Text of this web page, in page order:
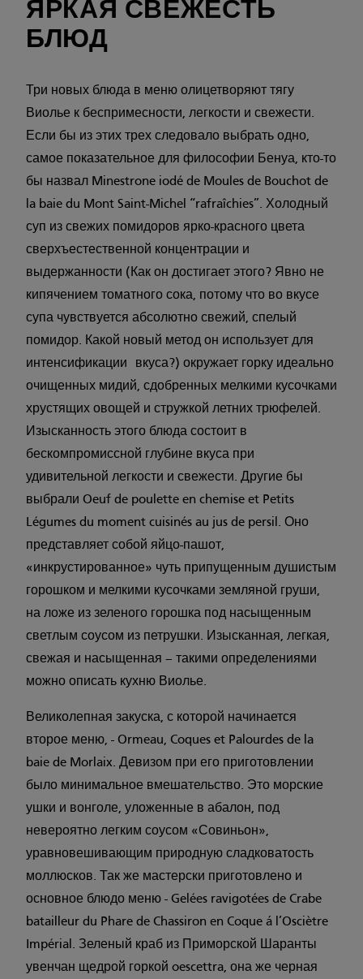
ЯРКАЯ СВЕЖЕСТЬ
БЛЮД
Три новых блюда в меню олицетворяют тягу
Виолье к беспримесности, легкости и свежести.
Если бы из этих трех следовало выбрать одно,
самое показательное для философии Бенуа, кто-то
бы назвал Minestrone iodé de Moules de Bouchot de
la baie du Mont Saint-Michel “rafraîchies”. Холодный
суп из свежих помидоров ярко-красного цвета
сверхъестественной концентрации и
выдержанности (Как он достигает этого? Явно не
кипячением томатного сока, потому что во вкусе
супа чувствуется абсолютно свежий, спелый
помидор. Какой новый метод он использует для
интенсификации вкуса?) окружает горку идеально
очищенных мидий, сдобренных мелкими кусочками
хрустящих овощей и стружкой летних трюфелей.
Изысканность этого блюда состоит в
бескомпромиссной глубине вкуса при
удивительной легкости и свежести. Другие бы
выбрали Oeuf de poulette en chemise et Petits
Légumes du moment cuisinés au jus de persil. Оно
представляет собой яйцо-пашот,
«инкрустированное» чуть припущенным душистым
горошком и мелкими кусочками земляной груши,
на ложе из зеленого горошка под насыщенным
светлым соусом из петрушки. Изысканная, легкая,
свежая и насыщенная – такими определениями
можно описать кухню Виолье.
Великолепная закуска, с которой начинается
второе меню, - Ormeau, Coques et Palourdes de la
baie de Morlaix. Девизом при его приготовлении
было минимальное вмешательство. Это морские
ушки и вонголе, уложенные в абалон, под
невероятно легким соусом «Совиньон»,
уравновешивающим природную сладковатость
моллюсков. Так же мастерски приготовлено и
основное блюдо меню - Gelées ravigotées de Crabe
batailleur du Phare de Chassiron en Coque á l’Osciètre
Impérial. Зеленый краб из Приморской Шаранты
увенчан щедрой горкой oescettra, она же черная